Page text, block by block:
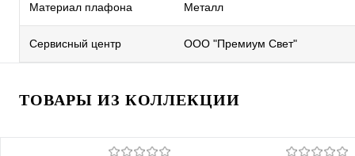
Материал плафона Металл
Сервисный центр ООО "Премиум Свет"
ТОВАРЫ ИЗ КОЛЛЕКЦИИ